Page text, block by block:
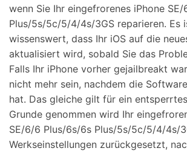
wenn Sie Ihr eingefrorenes iPhone
Plus/5s/5c/5/4/4s/3GS reparieren. Es
wissenswert, dass Ihr iOS auf die
aktualisiert wird, sobald Sie das
Falls Ihr iPhone vorher gejailbreakt
nicht mehr sein, nachdem die
hat. Das gleiche gilt für ein
Grunde genommen wird Ihr
SE/6/6 Plus/6s/6s Plus/5s/5c/5/4/4s/
Werkseinstellungen zurückgesetzt,